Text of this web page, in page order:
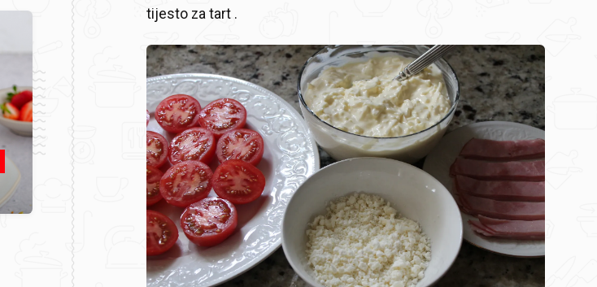
tijesto za tart .